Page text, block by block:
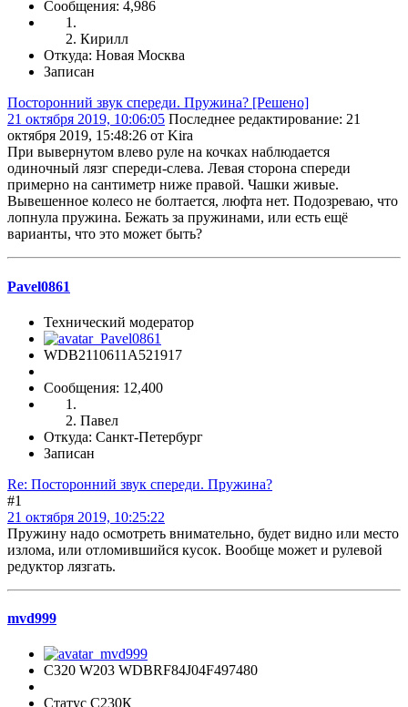
Сообщения: 4,986
Кирилл
Откуда: Новая Москва
Записан
Посторонний звук спереди. Пружина? [Решено]
21 октября 2019, 10:06:05 Последнее редактирование: 21
октября 2019, 15:48:26 от Kira
При вывернутом влево руле на кочках наблюдается
одиночный лязг спереди-слева. Левая сторона спереди
примерно на сантиметр ниже правой. Чашки живые.
Вывешенное колесо не болтается, люфта нет. Подозреваю, что
лопнула пружина. Бежать за пружинами, или есть ещё
варианты, что это может быть?
Pavel0861
Технический модератор
WDB2110611A521917
Сообщения: 12,400
Павел
Откуда: Санкт-Петербург
Записан
Re: Посторонний звук спереди. Пружина?
#1
21 октября 2019, 10:25:22
Пружину надо осмотреть внимательно, будет видно или место
излома, или отломившийся кусок. Вообще может и рулевой
редуктор лязгать.
mvd999
C320 W203 WDBRF84J04F497480
Статус С230К